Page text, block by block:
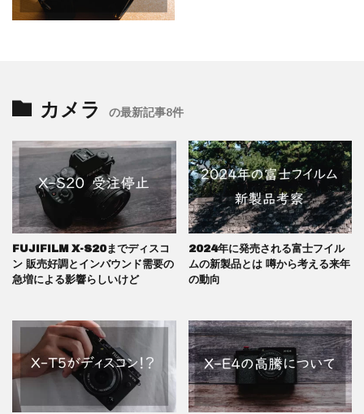
カメラ の最新記事8件
FUJIFILM X-S20までディスコ
ン 販売好調とインバウンド需要の
急増による影響らしいけど
2024年に発売される富士フイル
ムの新製品とは 噂から考える来年
の動向